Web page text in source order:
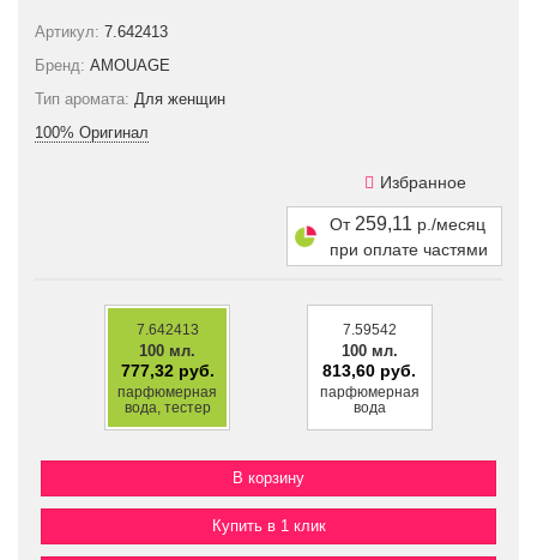
Артикул: 7.642413
Бренд: AMOUAGE
Тип аромата: Для женщин
100% Оригинал
Избранное
От 259,11 р./месяц
при оплате частями
7.642413
100 мл.
777,32 руб.
парфюмерная
вода, тестер
7.59542
100 мл.
813,60 руб.
парфюмерная
вода
Купить в 1 клик